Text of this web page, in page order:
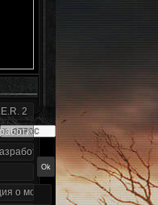
2
о моде за июнь 2020